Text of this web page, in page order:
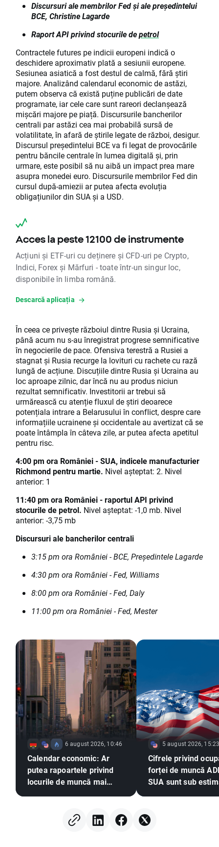
Discursuri ale membrilor Fed și ale președintelui
BCE, Christine Lagarde
Raport API privind stocurile depetrol
Contractele futures pe indicii europeni indică o
deschidere aproximativ plată a sesiunii europene.
Sesiunea asiatică a fost destul de calmă, fără știri
majore. Analizând calendarul economic de astăzi,
putem observa că există puține publicări de date
programate, iar cele care sunt rareori declanșează
mișcări majore pe piață. Discursurile bancherilor
centrali par astăzi cea mai probabilă sursă de
volatilitate, în afară de știrile legate de război, desigur.
Discursul președintelui BCE va fi legat de provocările
pentru băncile centrale în lumea digitală și, prin
urmare, este posibil să nu aibă un impact prea mare
asupra monedei euro. Discursurile membrilor Fed din
cursul după-amiezii ar putea afecta evoluția
obligațiunilor din SUA și a USD.
Acces la peste 12100 de instrumente
Acțiuni și ETF-uri cu deținere și CFD-uri pe Crypto,
Indici, Forex și Mărfuri - toate într-un singur loc,
disponibile în limba română.
Descarcă aplicația
În ceea ce privește războiul dintre Rusia și Ucraina,
până acum nu s-au înregistrat progrese semnificative
în negocierile de pace. Ofensiva terestră a Rusiei a
stagnat și Rusia recurge la lovituri cu rachete cu rază
lungă de acțiune. Discuțiile dintre Rusia și Ucraina au
loc aproape zilnic, dar încă nu au produs niciun
rezultat semnificativ. Investitorii ar trebui să
urmărească cu atenție fluxul de știri deoarece
potențiala intrare a Belarusului în conflict, despre care
informațiile ucrainene și occidentale au avertizat că se
poate întâmpla în câteva zile, ar putea afecta apetitul
pentru risc.
4:00 pm ora României - SUA, indicele manufacturier
Richmond pentru martie. Nivel așteptat: 2. Nivel
anterior: 1
11:40 pm ora României - raportul API privind
stocurile de petrol. Nivel așteptat: -1,0 mb. Nivel
anterior: -3,75 mb
Discursuri ale bancherilor centrali
3:15 pm ora României - BCE, Președintele Lagarde
4:30 pm ora României - Fed, Williams
8:00 pm ora României - Fed, Daly
11:00 pm ora României - Fed, Mester
6 august 2026, 10:46
Calendar economic: Ar
putea rapoartele privind
locurile de muncă mai
majorare a ratei dobânzii?
5 august 2026, 15:23
Cifrele privind
forței de muncă
SUA sunt sub